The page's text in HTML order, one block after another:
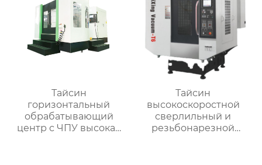
Тайсин
горизонтальный
обрабатывающий
центр с ЧПУ высокая
Тайсин
высокоскоростной
сверлильный и
резьбонарезной